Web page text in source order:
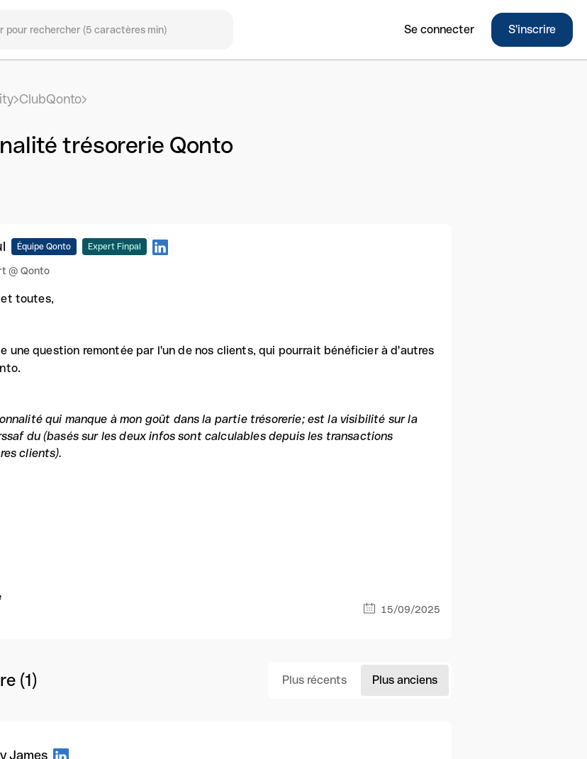
Se connecter S'inscrire
ClubQonto
trésorerie Qonto
Équipe Qonto Expert Finpal
@ Qonto
toutes,
une question remontée par l'un de nos clients, qui pourrait bénéficier à d'autres
qui manque à mon goût dans la partie trésorerie; est la visibilité sur la
du (basés sur les deux infos sont calculables depuis les transactions
clients).
15/09/2025
(1) Plus récents Plus anciens
James